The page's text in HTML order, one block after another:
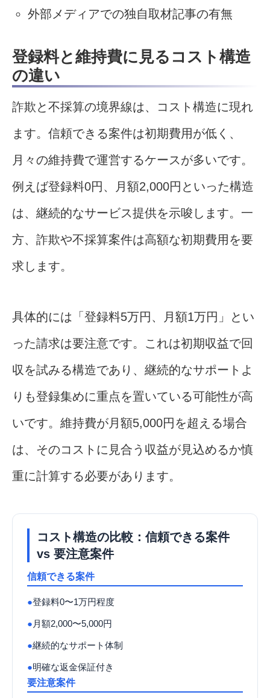
外部メディアでの独自取材記事の有無
登録料と維持費に見るコスト構造
の違い
詐欺と不採算の境界線は、コスト構造に現れ
ます。信頼できる案件は初期費用が低く、
月々の維持費で運営するケースが多いです。
例えば登録料0円、月額2,000円といった構造
は、継続的なサービス提供を示唆します。一
方、詐欺や不採算案件は高額な初期費用を要
求します。
具体的には「登録料5万円、月額1万円」とい
った請求は要注意です。これは初期収益で回
収を試みる構造であり、継続的なサポートよ
りも登録集めに重点を置いている可能性が高
いです。維持費が月額5,000円を超える場合
は、そのコストに見合う収益が見込めるか慎
重に計算する必要があります。
コスト構造の比較：信頼できる案件
vs 要注意案件
信頼できる案件
●登録料0〜1万円程度
● 月額2,000〜5,000円
●継続的なサポート体制
●明確な返金保証付き
要注意案件